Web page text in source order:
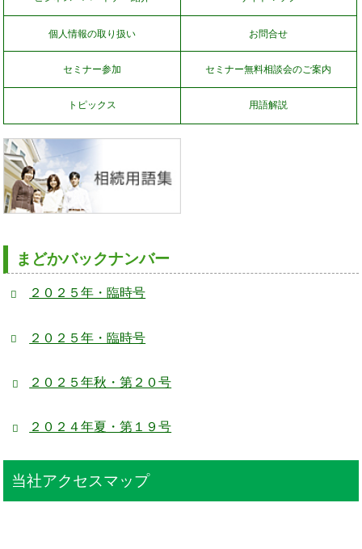
個人情報の取り扱い お問合せ
セミナー参加 セミナー無料相談会のご案内
トピックス 用語解説
まどかバックナンバー
２０２５年・臨時号
２０２５年・臨時号
２０２５年秋・第２０号
２０２４年夏・第１９号
当社アクセスマップ